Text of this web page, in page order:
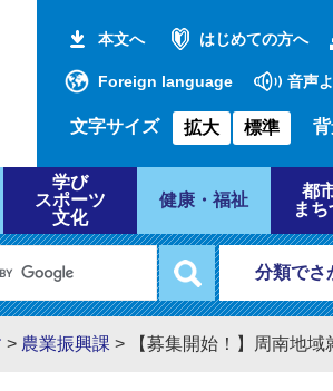
本文へ はじめての方へ
Foreign language 音声
文字サイズ 拡大 標準
学び
スポーツ
文化
健康・福祉
都
まち
分類でさ
> 農業振興課 > 【募集開始！】周南地